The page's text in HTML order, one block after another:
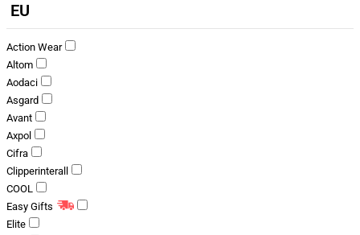
EU
Action Wear
Altom
Aodaci
Asgard
Avant
Axpol
Cifra
Clipperinterall
COOL
Easy Gifts
Elite